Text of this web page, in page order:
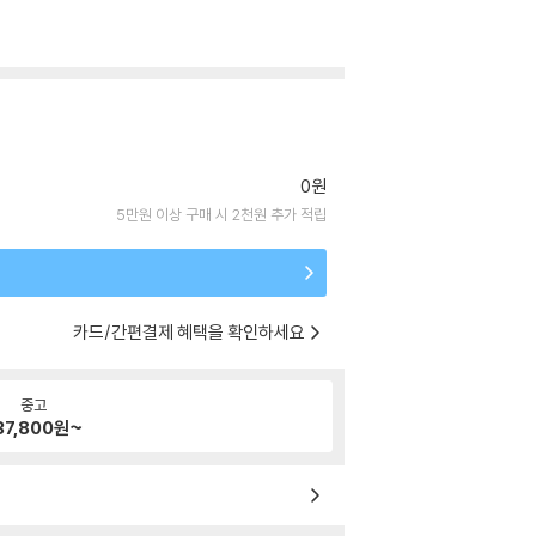
0원
5만원 이상 구매 시 2천원 추가 적립
카드/간편결제 혜택을 확인하세요
중고
원~